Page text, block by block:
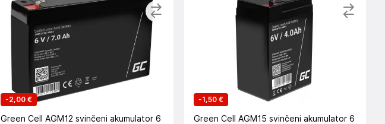
-2,00 €
Green Cell AGM12 svinčeni akumulator 6
-1,50 €
Green Cell AGM15 svinčeni akumulator 6